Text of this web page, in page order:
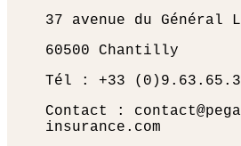
37 avenue du Général
60500 Chantilly
Tél : +33
Contact :
insurance.com